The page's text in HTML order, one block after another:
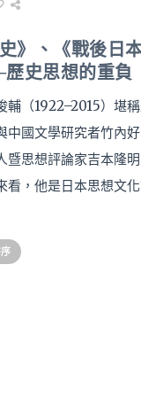
》、《戰後日
史思想的重負
輔（1922–2015）堪
國文學研究者竹內好
暨思想評論家吉本隆
看，他是日本思想文